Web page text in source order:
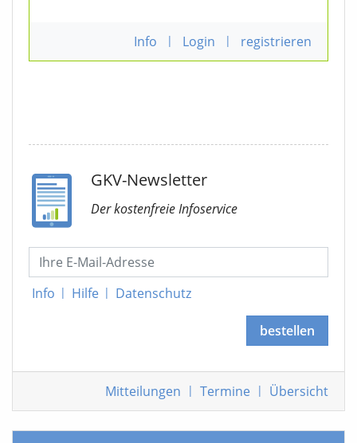
Info | Login | registrieren
GKV-Newsletter
Der kostenfreie Infoservice
Info | Hilfe | Datenschutz
bestellen
Mitteilungen | Termine | Übersicht